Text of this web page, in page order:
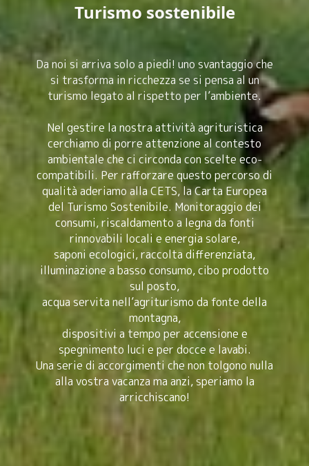
Turismo sostenibile
Da noi si arriva solo a piedi! uno svantaggio che
si trasforma in ricchezza se si pensa al un
turismo legato al rispetto per l’ambiente.
Nel gestire la nostra attività agrituristica
cerchiamo di porre attenzione al contesto
ambientale che ci circonda con scelte eco-
compatibili. Per rafforzare questo percorso di
qualità aderiamo alla CETS, la Carta Europea
del Turismo Sostenibile. Monitoraggio dei
consumi, riscaldamento a legna da fonti
rinnovabili locali e energia solare,
saponi ecologici, raccolta differenziata,
illuminazione a basso consumo, cibo prodotto
sul posto,
acqua servita nell’agriturismo da fonte della
montagna,
dispositivi a tempo per accensione e
spegnimento luci e per docce e lavabi.
Una serie di accorgimenti che non tolgono nulla
alla vostra vacanza ma anzi, speriamo la
arricchiscano!